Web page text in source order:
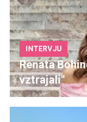
INTERVJU
Renata
vztrajali"